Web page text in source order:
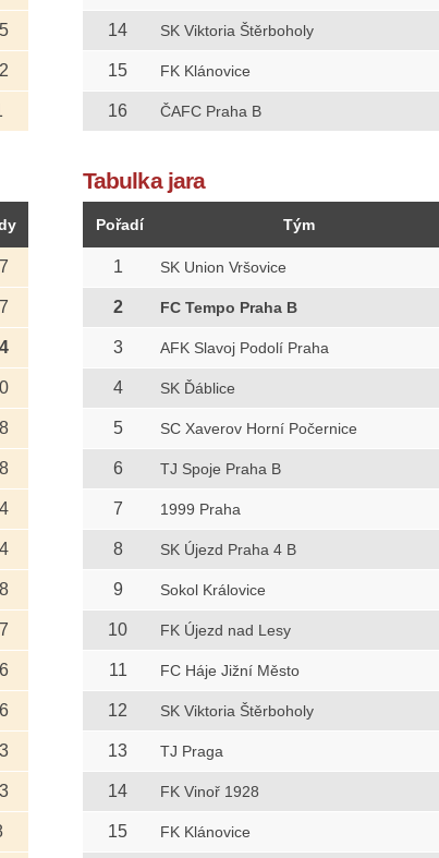
14 SK Viktoria Štěrboholy
15 FK Klánovice
16 ČAFC Praha B
Tabulka jara
Pořadí Tým
1 SK Union Vršovice
2 FC Tempo Praha B
3 AFK Slavoj Podolí Praha
4 SK Ďáblice
5 SC Xaverov Horní Počernice
6 TJ Spoje Praha B
7 1999 Praha
8 SK Újezd Praha 4 B
9 Sokol Královice
10 FK Újezd nad Lesy
11 FC Háje Jižní Město
12 SK Viktoria Štěrboholy
13 TJ Praga
14 FK Vinoř 1928
15 FK Klánovice